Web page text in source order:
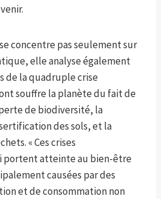
concentre pas seulement sur
elle analyse également
de la quadruple crise
souffre la planète du fait de
de biodiversité, la
des sols, et la
« Ces crises
portent atteinte au bien-être
causées par des
et de consommation non